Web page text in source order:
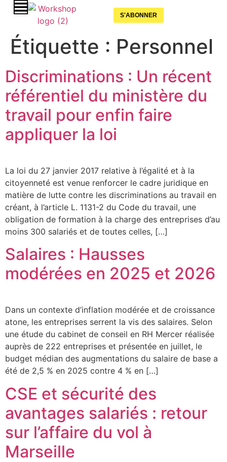
S'ABONNER
Étiquette : Personnel
Discriminations : Un récent
référentiel du ministère du
travail pour enfin faire
appliquer la loi
La loi du 27 janvier 2017 relative à l’égalité et à la
citoyenneté est venue renforcer le cadre juridique en
matière de lutte contre les discriminations au travail en
créant, à l’article L. 1131-2 du Code du travail, une
obligation de formation à la charge des entreprises d’au
moins 300 salariés et de toutes celles, […]
Salaires : Hausses
modérées en 2025 et 2026
Dans un contexte d’inflation modérée et de croissance
atone, les entreprises serrent la vis des salaires. Selon
une étude du cabinet de conseil en RH Mercer réalisée
auprès de 222 entreprises et présentée en juillet, le
budget médian des augmentations du salaire de base a
été de 2,5 % en 2025 contre 4 % en […]
CSE et sécurité des
avantages salariés : retour
sur l’affaire du vol à
Marseille